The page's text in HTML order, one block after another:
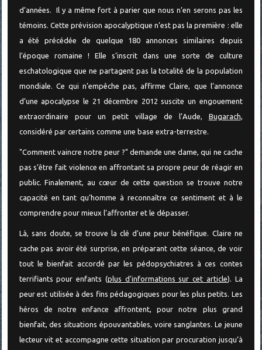
d’années. Il y a même fort à parier que nous n’en serons pas les
témoins. Cette prévision apocalyptique n’est pas la première : elle
a été précédée de quelque 180 annonces similaires depuis
l’époque romaine ! Elle s’inscrit dans une sorte de culture
eschatologique que ne partagent pas la totalité de la population
mondiale. Ce qui n’empêche pas, affirme Claire, que l’annonce
d’une apocalypse le 21 décembre 2012 suscite un engouement
extraordinaire pour un petit village de l’Aude, Bugarach,
considéré par certains comme une base extra-terrestre.
"Comment vaincre notre peur ?" demande une dame, qui ne cache
pas s’être fait violence en affrontant sa propre peur de réagir en
public. Finalement, au cœur de cette question se trouve notre
capacité en tant qu’homme à reconnaître ce sentiment et à le
comprendre pour mieux l’affronter et le dépasser.
Là, sans doute, se trouve la clé d’une peur bénéfique. Claire ne
cache pas avoir été surprise, en préparant cette séance, de voir
tout le bienfait accordé par les pédopsychiatres à ces contes
terrifiants pour enfants (plus d'informations sur cet article). La
peur est utilisée à des fins pédagogiques pour les plus petits. Les
héros de notre enfance affrontent, pour notre plus grand
bienfait, des situations épouvantables, voire sanglantes. Le jeune
lecteur vit et accompagne cette situation par procuration jusqu’à